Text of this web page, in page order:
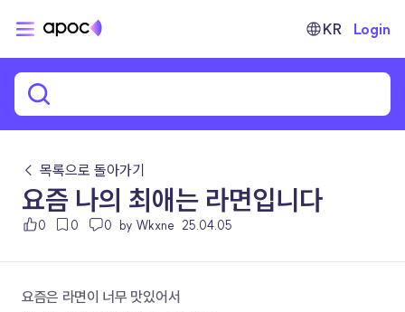
KR Login
← 목록으로 돌아가기
요즘 나의 최애는 라면입니다
0 0 0 by Wkxne 25.04.05
요즘은 라면이 너무 맛있어서